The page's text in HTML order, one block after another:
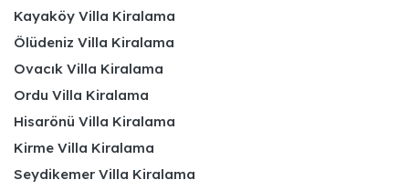
Kayaköy Villa Kiralama
Ölüdeniz Villa Kiralama
Ovacık Villa Kiralama
Ordu Villa Kiralama
Hisarönü Villa Kiralama
Kirme Villa Kiralama
Seydikemer Villa Kiralama